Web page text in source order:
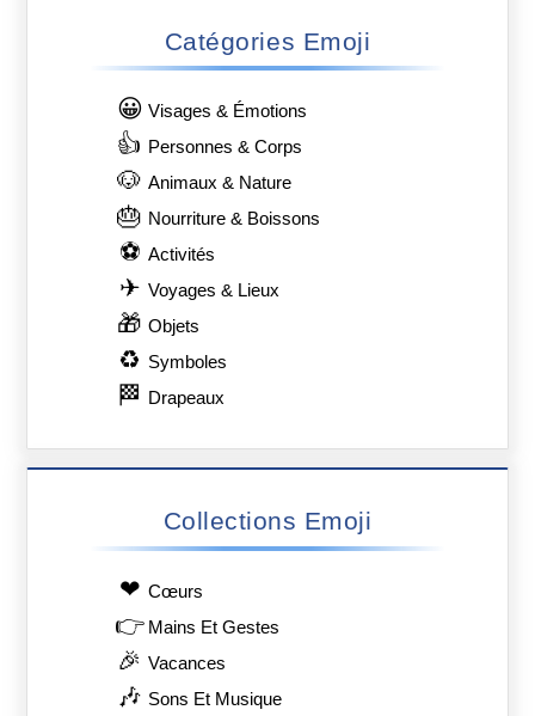
Catégories Emoji
😀 Visages & Émotions
👍 Personnes & Corps
🐶 Animaux & Nature
🎂 Nourriture & Boissons
⚽ Activités
✈ Voyages & Lieux
🎁 Objets
♻ Symboles
🏁 Drapeaux
Collections Emoji
❤ Сœurs
👉 Mains Et Gestes
🎉 Vacances
🎶 Sons Et Musique